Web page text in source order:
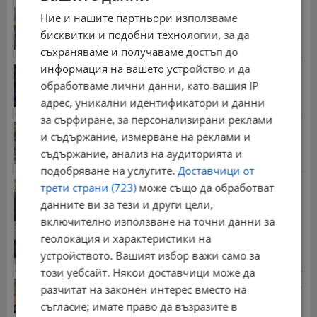
домакинска...
20:03 | 5.8.2026 г.
От 2 август влизат в сила нови правила при...
11:12 | 2.8.2026 г.
Мъж загина след скок в реката до Къпиновския...
15:20 | 4.8.2026 г.
Иван Демерджиев смени трима областни
директори на...
13:55 | 5.8.2026 г.
Гласуваха нови размери на пенсиите за догодина
09:55 | 8.7.2026 г.
Стотици хиляди пенсии ще бъдат намалени, ако...
Ние и нашите партньори използваме
бисквитки и подобни технологии, за да
съхраняваме и получаваме достъп до
информация на вашето устройство и да
обработваме лични данни, като вашия IP
адрес, уникални идентификатори и данни
за сърфиране, за персонализирани реклами
и съдържание, измерване на реклами и
съдържание, анализ на аудиторията и
подобряване на услугите.Доставчици от
трети страни (723)може също да обработват
данните ви за тези и други цели,
включително използване на точни данни за
геолокация и характеристики на
устройството. Вашият избор важи само за
този уебсайт. Някои доставчици може да
разчитат на законен интерес вместо на
съгласие; имате право да възразите в